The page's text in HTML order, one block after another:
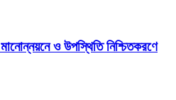
মানোন্নয়নে ও উপস্থিতি নিশ্চিতকরণে